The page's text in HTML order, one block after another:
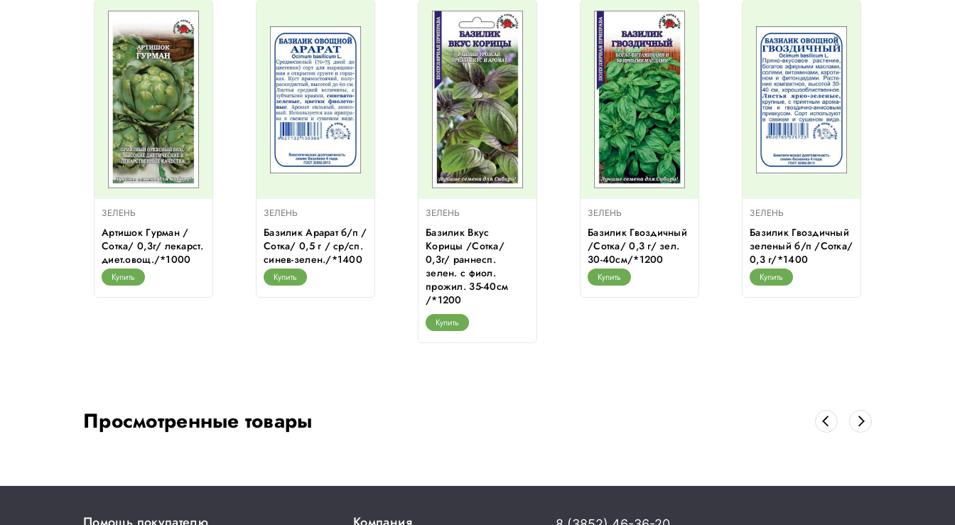
ЗЕЛЕНЬ
Артишок Гурман /
Сотка/ 0,3г/ лекарст.
диет.овощ./*1000
Купить
ЗЕЛЕНЬ
Базилик Арарат б/п /
Сотка/ 0,5 г / ср/сп.
синев-зелен./*1400
Купить
ЗЕЛЕНЬ
Базилик Вкус
Корицы /Сотка/
0,3г/ раннесп.
зелен. с фиол.
прожил. 35-40см
/*1200
Купить
ЗЕЛЕНЬ
Базилик Гвоздичный
/Сотка/ 0,3 г/ зел.
30-40см/*1200
Купить
ЗЕЛЕНЬ
Базилик Гвоздичный
зеленый б/п /Сотка/
0,3 г/*1400
Купить
Просмотренные товары